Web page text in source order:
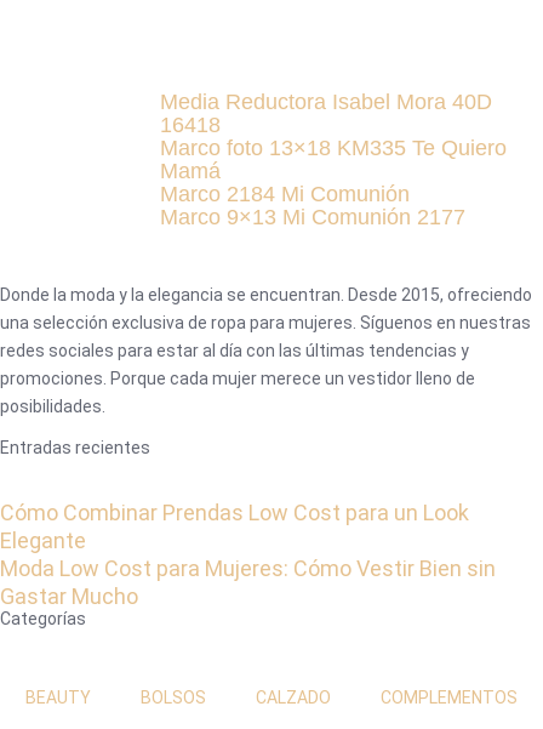
Media Reductora Isabel Mora 40D
16418
Marco foto 13×18 KM335 Te Quiero
Mamá
Marco 2184 Mi Comunión
Marco 9×13 Mi Comunión 2177
Donde la moda y la elegancia se encuentran. Desde 2015, ofreciendo
una selección exclusiva de ropa para mujeres. Síguenos en nuestras
redes sociales para estar al día con las últimas tendencias y
promociones. Porque cada mujer merece un vestidor lleno de
posibilidades.
Entradas recientes
Cómo Combinar Prendas Low Cost para un Look
Elegante
Moda Low Cost para Mujeres: Cómo Vestir Bien sin
Gastar Mucho
Categorías
BEAUTY BOLSOS CALZADO COMPLEMENTOS